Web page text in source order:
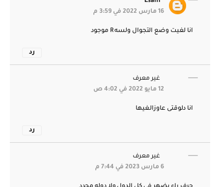
16 مارس 2022 في 3:59 م
انا لغيت وضع التجوال ولسه R موجود
رد
غير معرف
12 مايو 2022 في 4:02 ص
انا دلوقتى عاوزالغيها
رد
غير معرف
6 مارس 2023 في 7:44 م